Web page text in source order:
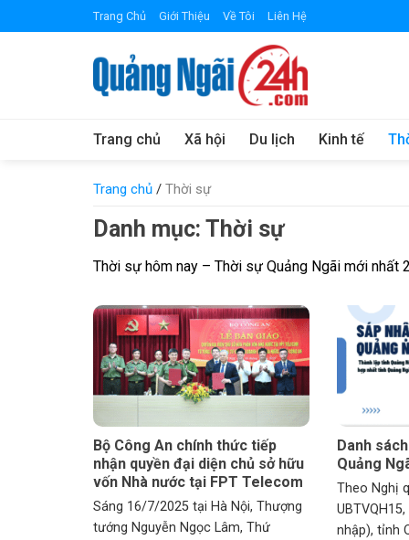
to
Trang Chủ Giới Thiệu Về Tôi Liên Hệ
Trang chủ Xã hội Du lịch Kinh tế
Trang chủ / Thời sự
Danh mục: Thời sự
Thời sự hôm nay – Thời sự Quảng Ngãi mới
Bộ Công An chính thức tiếp
nhận quyền đại diện chủ sở hữu
vốn Nhà nước tại FPT Telecom
Sáng 16/7/2025 tại Hà Nội, Thượng
tướng Nguyễn Ngọc Lâm, Thứ
Danh
Quảng
Theo Nghị
nhập), tỉnh